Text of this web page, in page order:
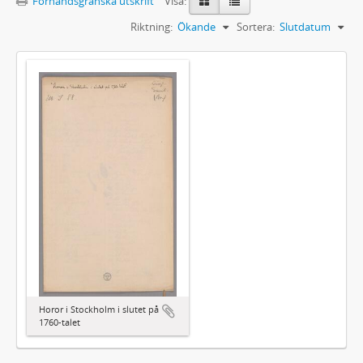
Sortera: Slutdatum
Riktning: Ökande
Horor i Stockholm i slutet på
1760-talet